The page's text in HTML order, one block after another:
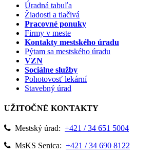
Úradná tabuľa
Žiadosti a tlačivá
Pracovné ponuky
Firmy v meste
Kontakty mestského úradu
Pýtam sa mestského úradu
VZN
Sociálne služby
Pohotovosť lekární
Stavebný úrad
UŽITOČNÉ KONTAKTY
Mestský úrad: +421 / 34 651 5004
MsKS Senica: +421 / 34 690 8122